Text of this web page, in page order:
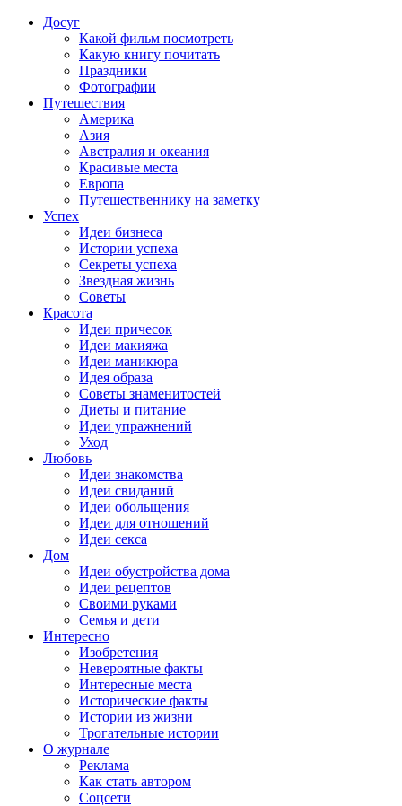
Досуг
Какой фильм посмотреть
Какую книгу почитать
Праздники
Фотографии
Путешествия
Америка
Азия
Австралия и океания
Красивые места
Европа
Путешественнику на заметку
Успех
Идеи бизнеса
Истории успеха
Секреты успеха
Звездная жизнь
Советы
Красота
Идеи причесок
Идеи макияжа
Идеи маникюра
Идея образа
Советы знаменитостей
Диеты и питание
Идеи упражнений
Уход
Любовь
Идеи знакомства
Идеи свиданий
Идеи обольщения
Идеи для отношений
Идеи секса
Дом
Идеи обустройства дома
Идеи рецептов
Своими руками
Семья и дети
Интересно
Изобретения
Невероятные факты
Интересные места
Исторические факты
Истории из жизни
Трогательные истории
О журнале
Реклама
Как стать автором
Соцсети